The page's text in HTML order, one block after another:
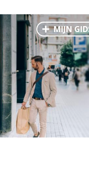
MIJN